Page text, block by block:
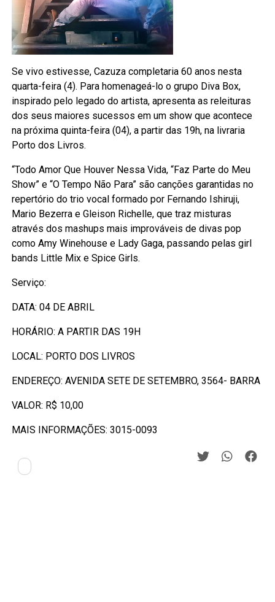
Se vivo estivesse, Cazuza completaria 60 anos nesta
quarta-feira (4). Para homenageá-lo o grupo Diva Box,
inspirado pelo legado do artista, apresenta as releituras
dos seus maiores sucessos em um show que acontece
na próxima quinta-feira (04), a partir das 19h, na livraria
Porto dos Livros.
“Todo Amor Que Houver Nessa Vida, “Faz Parte do Meu
Show” e “O Tempo Não Para” são canções garantidas no
repertório do trio vocal formado por Fernando Ishiruji,
Mario Bezerra e Gleison Richelle, que traz misturas
através dos mashups mais improváveis de divas pop
como Amy Winehouse e Lady Gaga, passando pelas girl
bands Little Mix e Spice Girls.
Serviço:
DATA: 04 DE ABRIL
HORÁRIO: A PARTIR DAS 19H
LOCAL: PORTO DOS LIVROS
ENDEREÇO: AVENIDA SETE DE SETEMBRO, 3564- BARRA
VALOR: R$ 10,00
MAIS INFORMAÇÕES: 3015-0093